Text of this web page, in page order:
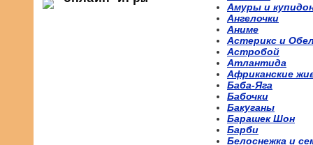
Амуры и
Ангелочки
Аниме
Астерикс и
Астробой
Атлантида
Африканские
Баба-Яга
Бабочки
Бакуганы
Барашек Шон
Барби
Белоснежка и